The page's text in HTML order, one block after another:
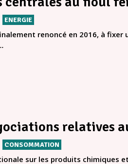
ENERGIE
renoncé en 2016, à fixer
relatives
CONSOMMATION
sur les produits chimiques